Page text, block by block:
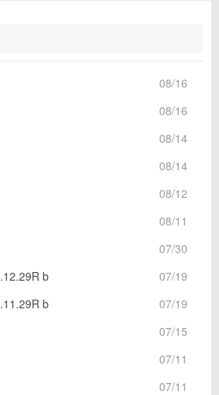
08/16
08/16
08/14
08/14
08/12
08/11
07/30
07/19
b
07/19
b
07/15
07/11
07/11